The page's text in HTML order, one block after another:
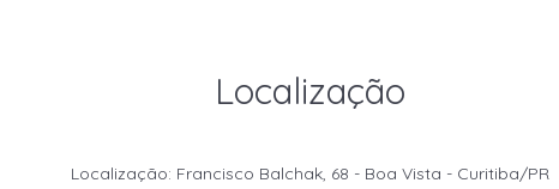
Localização
Localização: Francisco Balchak, 68 - Boa Vista - Curitiba/PR